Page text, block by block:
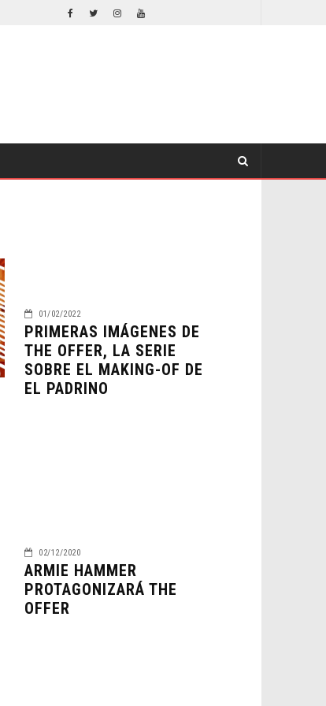
01/02/2022
PRIMERAS IMÁGENES DE
THE OFFER, LA SERIE
SOBRE EL MAKING-OF DE
EL PADRINO
02/12/2020
ARMIE HAMMER
PROTAGONIZARÁ THE
OFFER